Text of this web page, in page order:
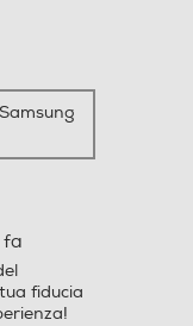
che
realizzato con modelli
La forma ergonomica
aderenza, per ridurre la
fa
fiducia